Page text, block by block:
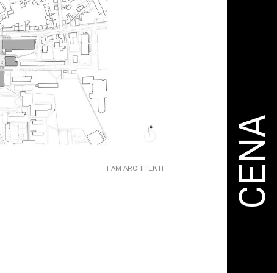
FAM ARCHITEKTI CENA